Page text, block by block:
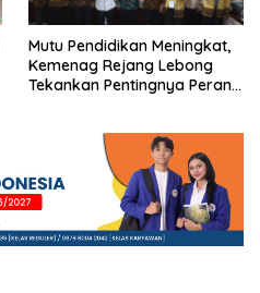
Mutu Pendidikan Meningkat,
Kemenag Rejang Lebong
Tekankan Pentingnya Peran